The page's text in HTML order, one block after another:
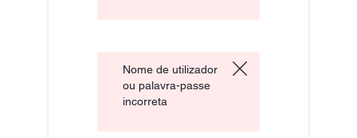
Nome de utilizador
ou palavra-passe
incorreta